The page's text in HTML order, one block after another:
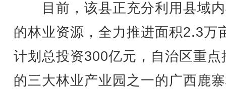
目前，该县正充分利用县域
的林业资源，全力推进面积2.3万
计划总投资300亿元，自治区重点
的三大林业产业园之一的广西鹿